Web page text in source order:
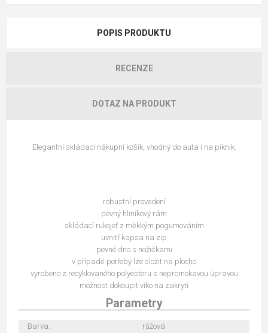
POPIS PRODUKTU
RECENZE
DOTAZ NA PRODUKT
Elegantní skládací nákupní košík, vhodný do auta i na piknik.
robustní provedení
pevný hliníkový rám
skládací rukojeť z měkkým pogumováním
uvnitř kapsa na zip
pevné dno s nožičkami
v případě potřeby lze složit na plocho
vyrobeno z recyklovaného polyesteru s nepromokavou úpravou
možnost dokoupit víko na zakrytí
Parametry
Barva:
růžová